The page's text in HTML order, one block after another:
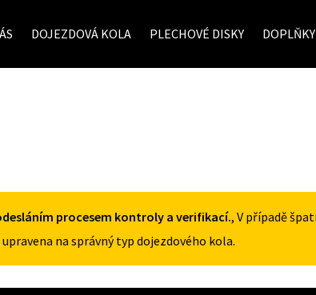
DOJEZDOVÁ KOLA PLECHOVÉ DISKY DOPLŇKY
procesem kontroly a verifikací., V případě
na správný typ dojezdového kola.